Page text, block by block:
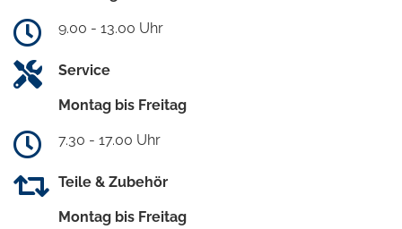
9.00 - 13.00 Uhr
Service
Montag bis Freitag
7.30 - 17.00 Uhr
Teile & Zubehör
Montag bis Freitag